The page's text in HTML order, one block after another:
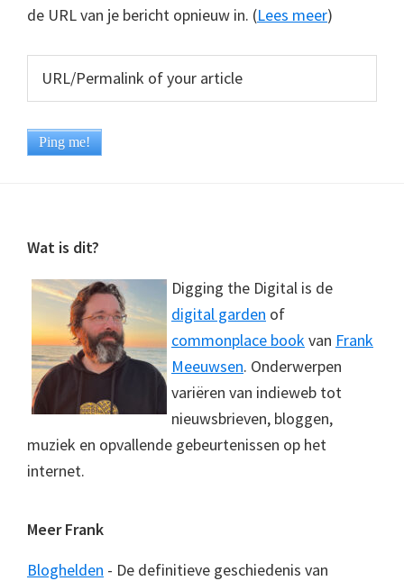
de URL van je bericht opnieuw in. (Lees meer)
Footer
Wat is dit?
Digging the Digital is de
digital garden of
commonplace bookvan Frank
Meeuwsen. Onderwerpen
variëren van indieweb tot
nieuwsbrieven, bloggen,
muziek en opvallende gebeurtenissen op het
internet.
Meer Frank
Bloghelden - De definitieve geschiedenis van